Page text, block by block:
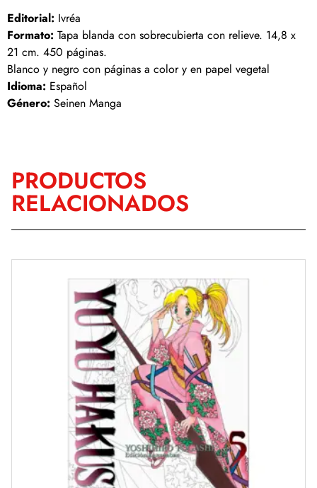
Editorial: Ivréa
Formato: Tapa blanda con sobrecubierta con relieve. 14,8 x
21 cm. 450 páginas.
Blanco y negro con páginas a color y en papel vegetal
Idioma: Español
Género: Seinen Manga
PRODUCTOS
RELACIONADOS